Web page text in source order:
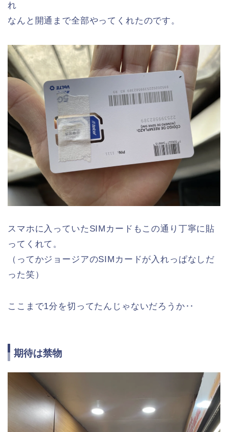
れ
なんと開通まで全部やってくれたのです。
スマホに入っていたSIMカードもこの通り丁寧に貼
ってくれて。
（ってかジョージアのSIMカードが入れっぱなしだ
った笑）
ここまで1分を切ってたんじゃないだろうか‥
期待は禁物